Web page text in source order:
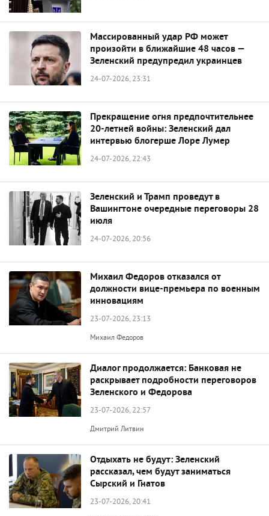
Массированный удар РФ может
произойти в ближайшие 48 часов —
Зеленский предупредил украинцев
24-07-2026, 23:31
Прекращение огня предпочтительнее
20-летней войны: Зеленский дал
интервью блогерше Лоре Лумер
24-07-2026, 22:43
Зеленский и Трамп проведут в
Вашингтоне очередные переговоры 28
июля
24-07-2026, 20:56
Михаил Федоров отказался от
должности вице-премьера по военным
инновациям
23-07-2026, 23:13
Михаил Федоров
Диалог продолжается: Банковая не
раскрывает подробности переговоров
Зеленского и Федорова
23-07-2026, 22:57
Дмитрий Литвин
Отдыхать не будут: Зеленский
рассказал, чем будут заниматься
Сырский и Гнатов
23-07-2026, 20:41